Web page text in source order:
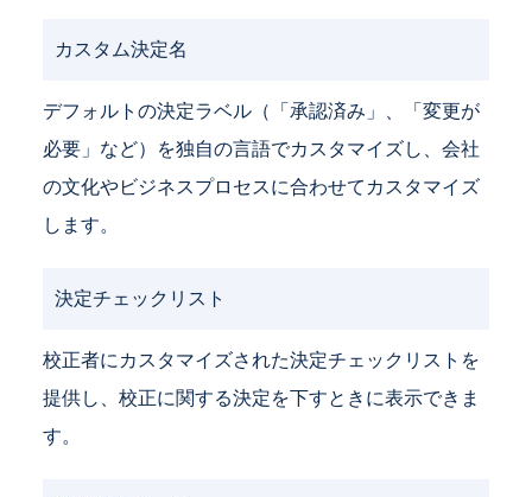
カスタム決定名
デフォルトの決定ラベル（「承認済み」、「変更が
必要」など）を独自の言語でカスタマイズし、会社
の文化やビジネスプロセスに合わせてカスタマイズ
します。
決定チェックリスト
校正者にカスタマイズされた決定チェックリストを
提供し、校正に関する決定を下すときに表示できま
す。